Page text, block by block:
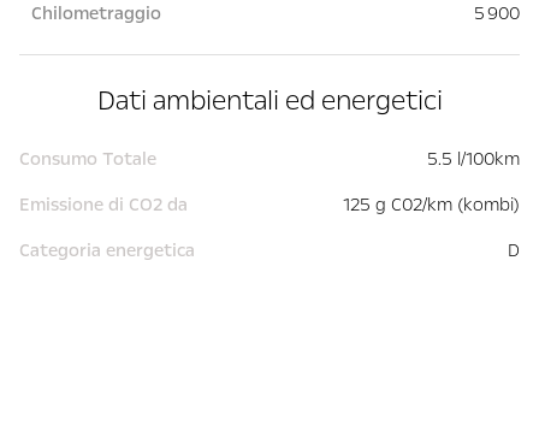
Chilometraggio
5 900
Dati ambientali ed energetici
Consumo Totale
5.5 l/100km
Emissione di CO2 da
125 g C02/km (kombi)
Categoria energetica
D